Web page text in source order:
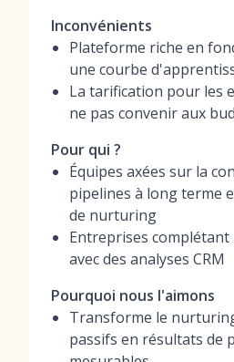
Inconvénients
Plateforme riche en
une courbe
La tarification pour les
ne pas convenir aux
Pour qui ?
Équipes axées sur la
pipelines à long terme
de nurturing
Entreprises complétant
avec des analyses CRM
Pourquoi nous l'aimons
Transforme le
passifs en résultats de